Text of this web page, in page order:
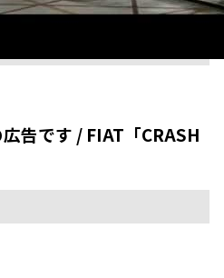
告です / FIAT「CRASH